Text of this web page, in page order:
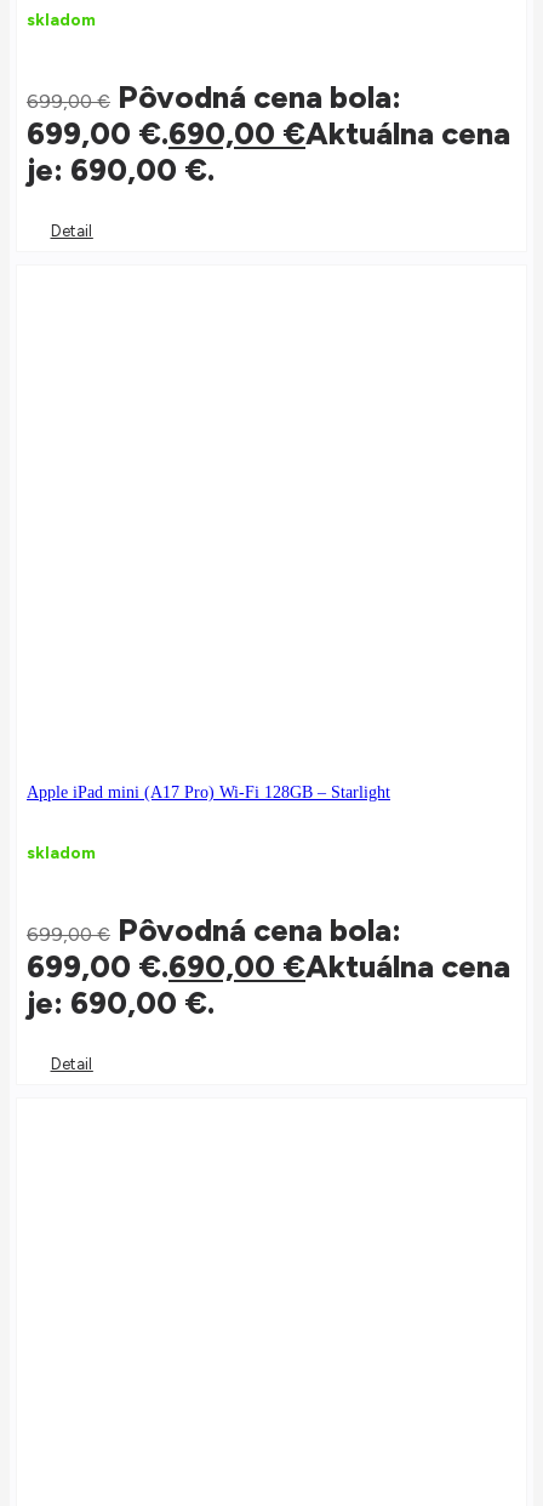
skladom
699,00€ Pôvodná cena bola:
699,00 €.690,00 €Aktuálna cena
je: 690,00 €.
Detail
Apple iPad mini (A17 Pro) Wi-Fi 128GB – Starlight
skladom
699,00€ Pôvodná cena bola:
699,00 €.690,00 €Aktuálna cena
je: 690,00 €.
Detail